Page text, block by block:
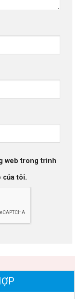
web trong trình
của tôi.